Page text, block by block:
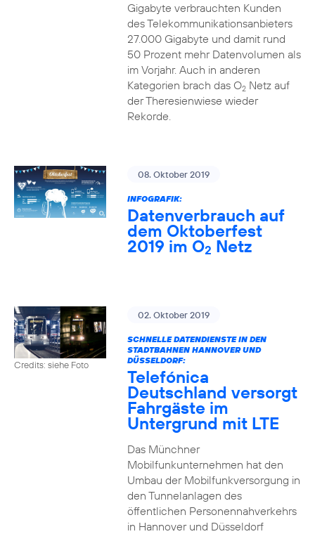
Gigabyte verbrauchten Kunden
des Telekommunikationsanbieters
27.000 Gigabyte und damit rund
50 Prozent mehr Datenvolumen als
im Vorjahr. Auch in anderen
Kategorien brach das O2Netz auf
der Theresienwiese wieder
Rekorde.
08. Oktober 2019
INFOGRAFIK:
Datenverbrauch auf
dem Oktoberfest
2019 im O2 Netz
Credits: siehe Foto
02. Oktober 2019
SCHNELLE DATENDIENSTE IN DEN
STADTBAHNEN HANNOVER UND
DÜSSELDORF:
Telefónica
Deutschland versorgt
Fahrgäste im
Untergrund mit LTE
Das Münchner
Mobilfunkunternehmen hat den
Umbau der Mobilfunkversorgung in
den Tunnelanlagen des
öffentlichen Personennahverkehrs
in Hannover und Düsseldorf